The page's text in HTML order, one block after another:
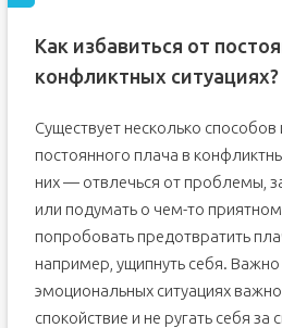
Как избавиться от
конфликтных ситуациях?
Существует несколько способов
постоянного плача в
них — отвлечься от проблемы,
или подумать о чем-то
попробовать предотвратить
например, ущипнуть себя. Важно
эмоциональных ситуациях
спокойствие и не ругать себя